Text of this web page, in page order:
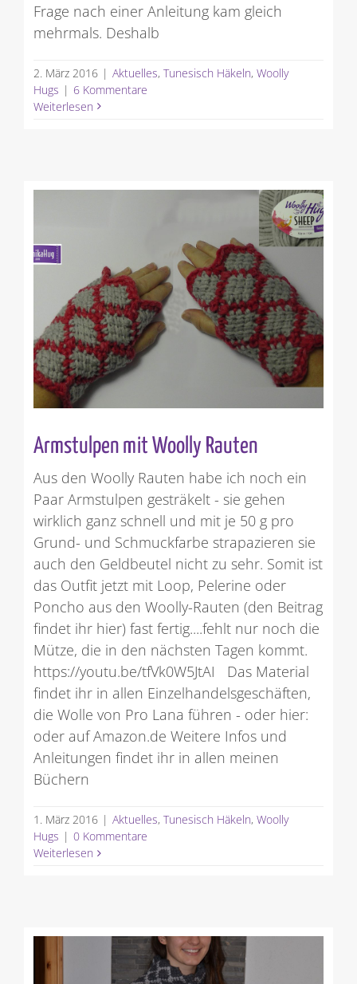
Frage nach einer Anleitung kam gleich
mehrmals. Deshalb
2. März 2016 | Aktuelles, Tunesisch Häkeln, Woolly
Hugs | 6 Kommentare
Weiterlesen
Armstulpen mit Woolly Rauten
Aus den Woolly Rauten habe ich noch ein
Paar Armstulpen gesträkelt - sie gehen
wirklich ganz schnell und mit je 50 g pro
Grund- und Schmuckfarbe strapazieren sie
auch den Geldbeutel nicht zu sehr. Somit ist
das Outfit jetzt mit Loop, Pelerine oder
Poncho aus den Woolly-Rauten (den Beitrag
findet ihr hier) fast fertig....fehlt nur noch die
Mütze, die in den nächsten Tagen kommt.
https://youtu.be/tfVk0W5JtAI Das Material
findet ihr in allen Einzelhandelsgeschäften,
die Wolle von Pro Lana führen - oder hier:
oder auf Amazon.de Weitere Infos und
Anleitungen findet ihr in allen meinen
Büchern
1. März 2016 | Aktuelles, Tunesisch Häkeln, Woolly
Hugs | 0 Kommentare
Weiterlesen